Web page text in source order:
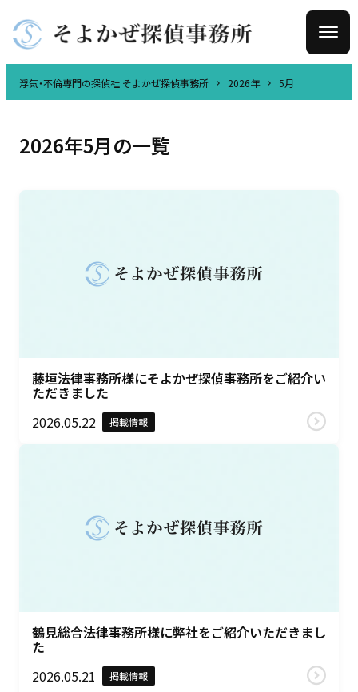
浮気・不倫専門の探偵社 そよかぜ探偵事務所 2026年 5月
2026年5月の一覧
2026.05.22 掲載情報
藤垣法律事務所様にそよかぜ探偵事務所をご紹介い
ただきました
2026.05.21 掲載情報
鶴見総合法律事務所様に弊社をご紹介いただきまし
た